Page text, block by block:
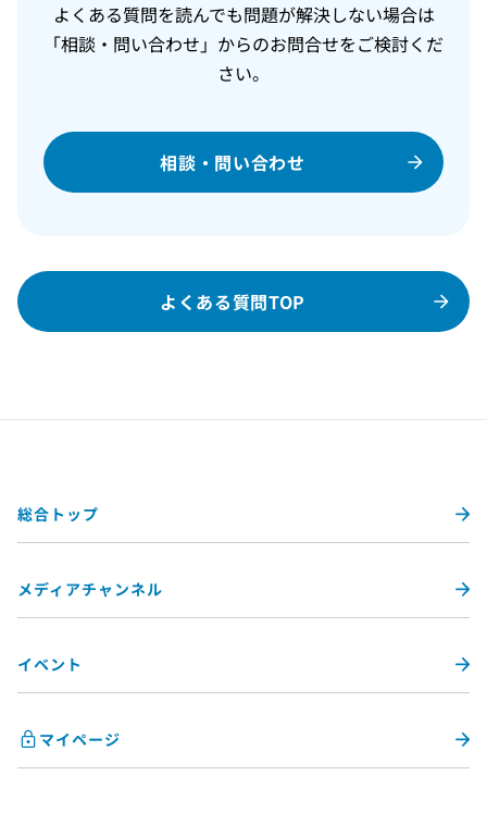
よくある質問を読んでも問題が解決しない場合は
「相談・問い合わせ」からのお問合せをご検討くだ
さい。
相談・問い合わせ
よくある質問TOP
総合トップ
メディアチャンネル
イベント
マイページ